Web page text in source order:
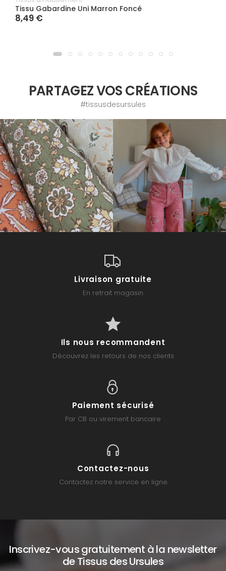
Tissu Gabardine Uni Marron Foncé
8,49 €
PARTAGEZ VOS CRÉATIONS
#tissusdesursules
Livraison gratuite
En retrait magasin
Ils nous recommandent
Découvrez les retours de nos clients
Paiement sécurisé
Par CB ou virement bancaire
Contactez-nous
Contactez notre service en ligne
Inscrivez-vous gratuitement à la newsletter
de Tissus des Ursules